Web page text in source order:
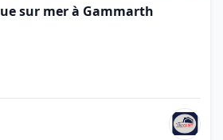
sur mer à Gammarth